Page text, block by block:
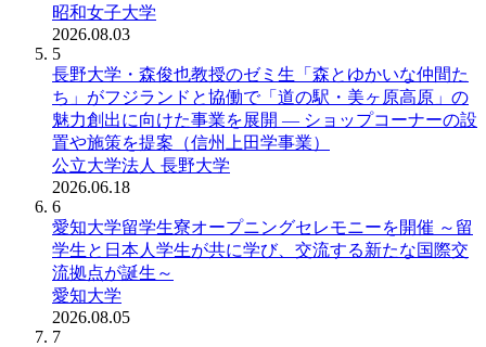
昭和女子大学
2026.08.03
5
長野大学・森俊也教授のゼミ生「森とゆかいな仲間た
ち」がフジランドと協働で「道の駅・美ヶ原高原」の
魅力創出に向けた事業を展開 ― ショップコーナーの設
置や施策を提案（信州上田学事業）
公立大学法人 長野大学
2026.06.18
6
愛知大学留学生寮オープニングセレモニーを開催 ～留
学生と日本人学生が共に学び、交流する新たな国際交
流拠点が誕生～
愛知大学
2026.08.05
7